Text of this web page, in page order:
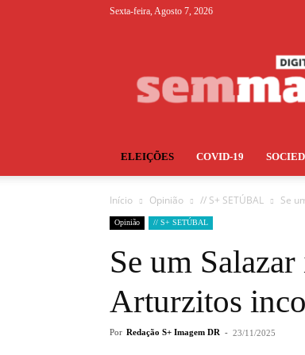
Sexta-feira, Agosto 7, 2026
ELEIÇÕES COVID-19
Início Opinião // S+ SETÚBAL Se
Opinião // S+ SETÚBAL
Se um
Arturzitos
Por Redação S+ Imagem DR - 23/11/2025